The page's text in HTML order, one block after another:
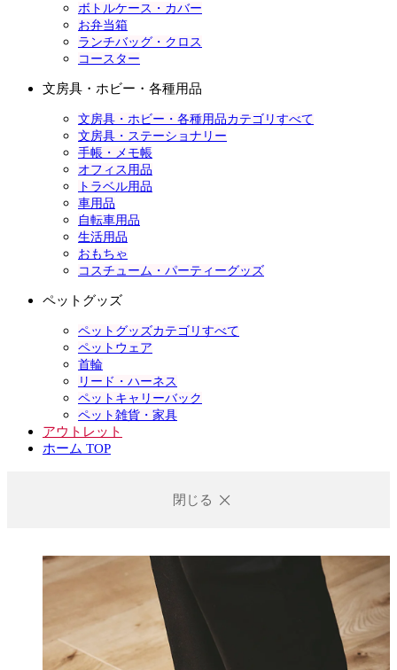
ボトルケース・カバー
お弁当箱
ランチバッグ・クロス
コースター
文房具・ホビー・各種用品
文房具・ホビー・各種用品カテゴリすべて
文房具・ステーショナリー
手帳・メモ帳
オフィス用品
トラベル用品
車用品
自転車用品
生活用品
おもちゃ
コスチューム・パーティーグッズ
ペットグッズ
ペットグッズカテゴリすべて
ペットウェア
首輪
リード・ハーネス
ペットキャリーバック
ペット雑貨・家具
アウトレット
ホーム TOP
閉じる